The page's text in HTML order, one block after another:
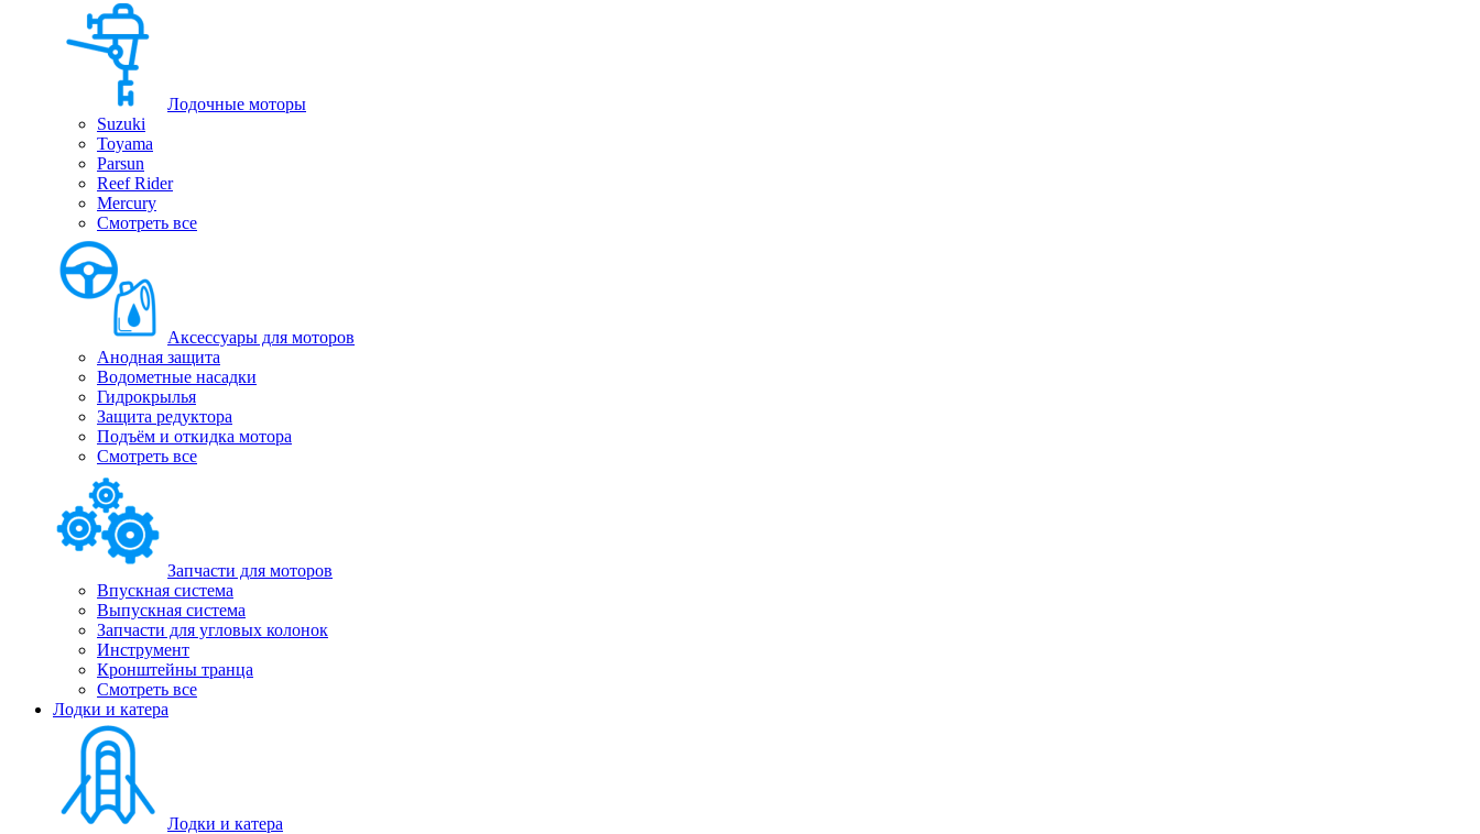
Лодочные моторы
Suzuki
Toyama
Parsun
Reef Rider
Mercury
Смотреть все
Аксессуары для моторов
Анодная защита
Водометные насадки
Гидрокрылья
Защита редуктора
Подъём и откидка мотора
Смотреть все
Запчасти для моторов
Впускная система
Выпускная система
Запчасти для угловых колонок
Инструмент
Кронштейны транца
Смотреть все
Лодки и катера
Лодки и катера